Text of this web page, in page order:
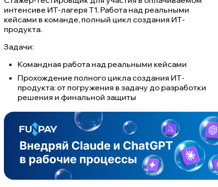
интенсиве ИТ-лагеря Т1. Работа над реальными
кейсами в команде, полный цикл создания ИТ-
продукта.
Задачи:
Командная работа над реальными кейсами
Прохождение полного цикла создания ИТ-
продукта: от погружения в задачу до разработки
решения и финальной защиты